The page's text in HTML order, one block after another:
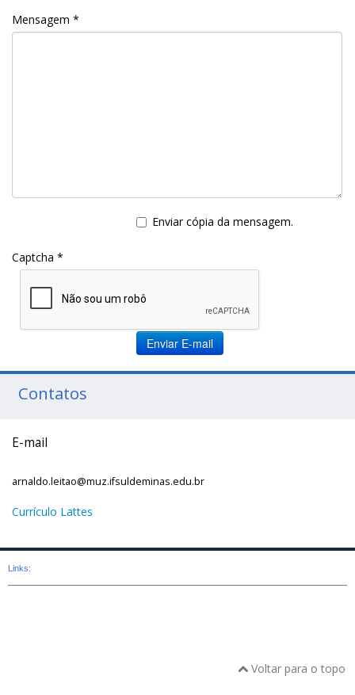
Mensagem *
Enviar cópia da mensagem.
Captcha *
Enviar E-mail
Contatos
E-mail
arnaldo.leitao@muz.ifsuldeminas.edu.br
Currículo Lattes
Links:
Voltar para o topo